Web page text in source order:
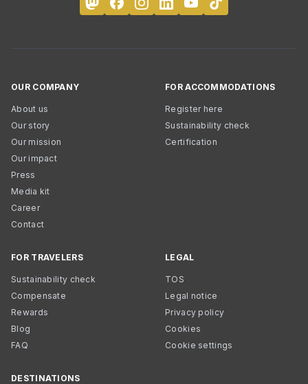
OUR COMPANY
About us
Our story
Our mission
Our impact
Press
Media kit
Career
Contact
FOR ACCOMMODATIONS
Register here
Sustainability check
Certification
FOR TRAVELERS
Sustainability check
Compensate
Rewards
Blog
FAQ
LEGAL
TOS
Legal notice
Privacy policy
Cookies
Cookie settings
DESTINATIONS